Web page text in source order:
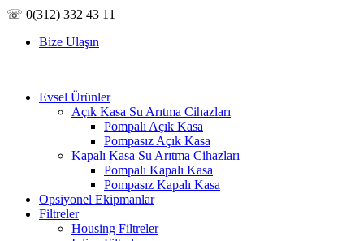
☏ 0(312) 332 43 11
Bize Ulaşın
Evsel Ürünler
Açık Kasa Su Arıtma Cihazları
Pompalı Açık Kasa
Pompasız Açık Kasa
Kapalı Kasa Su Arıtma Cihazları
Pompalı Kapalı Kasa
Pompasız Kapalı Kasa
Opsiyonel Ekipmanlar
Filtreler
Housing Filtreler